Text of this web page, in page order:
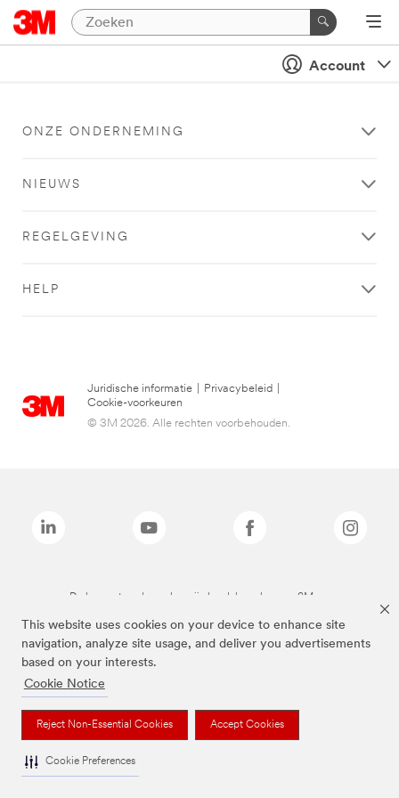
This website uses cookies on your device to enhance site
navigation, analyze site usage, and deliver you advertisements
based on your interests.
Cookie Notice
Reject Non-Essential Cookies Accept Cookies
Cookie Preferences
Account
ONZE ONDERNEMING
NIEUWS
REGELGEVING
HELP
Juridische informatie Privacybeleid
Cookie-voorkeuren
© 3M 2026. Alle rechten voorbehouden.
De bovenstaande merken zijn handelsmerken van 3M.we